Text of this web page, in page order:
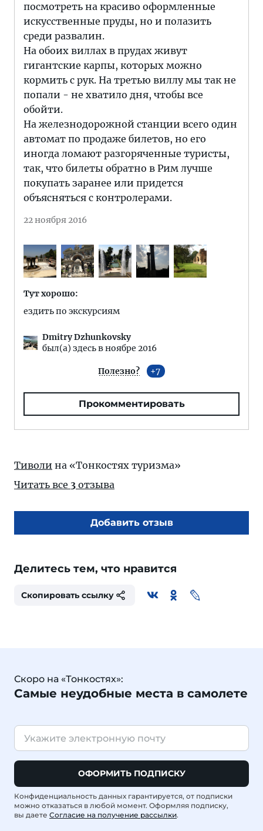
посмотреть на красиво оформленные
искусственные пруды, но и полазить
среди развалин.
На обоих виллах в прудах живут
гигантские карпы, которых можно
кормить с рук. На третью виллу мы так не
попали - не хватило дня, чтобы все
обойти.
На железнодорожной станции всего один
автомат по продаже билетов, но его
иногда ломают разгоряченные туристы,
так, что билеты обратно в Рим лучше
покупать заранее или придется
объясняться с контролерами.
22 ноября 2016
Тут хорошо:
ездить по экскурсиям
Dmitry Dzhunkovsky
был(а) здесь в ноябре 2016
Полезно? 7
Прокомментировать
Тиволи на «Тонкостях туризма»
Читать все 3 отзыва
Добавить отзыв
Делитесь тем, что нравится
Скопировать ссылку
Скоро на «Тонкостях»:
Самые неудобные места в самолете
ОФОРМИТЬ ПОДПИСКУ
Конфиденциальность данных гарантируется, от подписки
можно отказаться в любой момент. Оформляя подписку,
вы даете Согласие на получение рассылки.